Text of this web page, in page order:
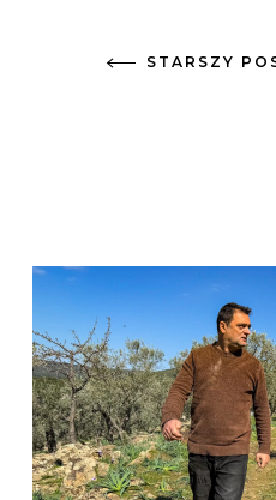
STARSZY